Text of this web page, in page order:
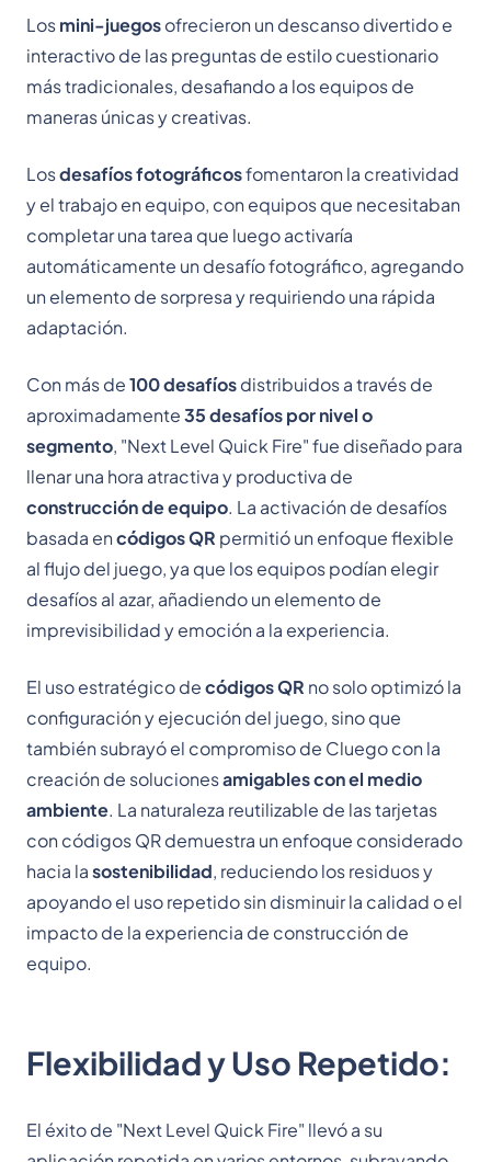
Losmini-juegosofrecieron un descanso divertido e
interactivo de las preguntas de estilo cuestionario
más tradicionales, desafiando a los equipos de
maneras únicas y creativas.
Losdesafíos fotográficosfomentaron la creatividad
y el trabajo en equipo, con equipos que necesitaban
completar una tarea que luego activaría
automáticamente un desafío fotográfico, agregando
un elemento de sorpresa y requiriendo una rápida
adaptación.
Con más de100 desafíosdistribuidos a través de
aproximadamente35 desafíos por nivel o
segmento, "Next Level Quick Fire" fue diseñado para
llenar una hora atractiva y productiva de
construcción de equipo. La activación de desafíos
basada encódigos QR permitió un enfoque flexible
al flujo del juego, ya que los equipos podían elegir
desafíos al azar, añadiendo un elemento de
imprevisibilidad y emoción a la experiencia.
El uso estratégico decódigos QR no solo optimizó la
configuración y ejecución del juego, sino que
también subrayó el compromiso de Cluego con la
creación de solucionesamigables con el medio
ambiente. La naturaleza reutilizable de las tarjetas
con códigos QR demuestra un enfoque considerado
hacia lasostenibilidad, reduciendo los residuos y
apoyando el uso repetido sin disminuir la calidad o el
impacto de la experiencia de construcción de
equipo.
Flexibilidad y Uso Repetido:
El éxito de "Next Level Quick Fire" llevó a su